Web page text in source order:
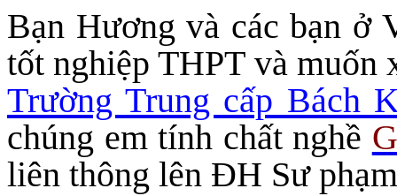
Bạn Hương và các bạn
tốt nghiệp THPT và muốn
Trường Trung cấp Bách
chúng em tính chất nghề
liên thông lên ĐH Sư